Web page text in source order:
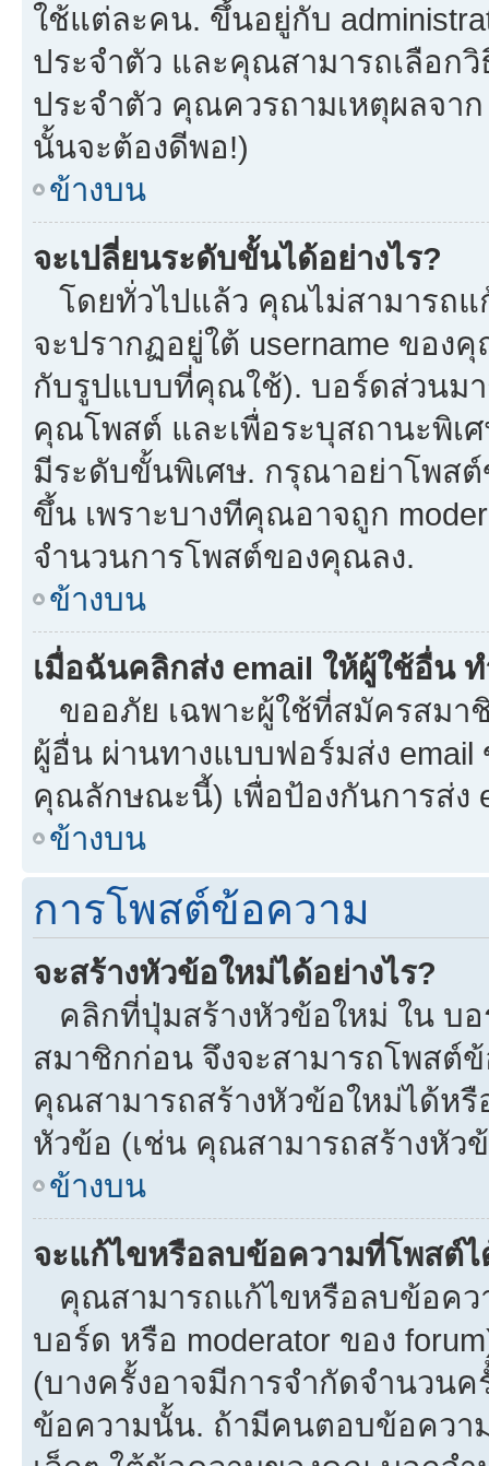
ใช้แต่ละคน. ขึ้นอยู่กับ
ประจำตัว และคุณสามารถเลือก
ประจำตัว คุณควรถามเหตุผลจาก
นั้นจะต้องดีพอ!)
ข้างบน
จะเปลี่ยนระดับขั้นได้อย่างไร?
โดยทั่วไปแล้ว คุณไม่สามารถ
จะปรากฏอยู่ใต้ username ขอ
กับรูปแบบที่คุณใช้). บอร์ดส่วนม
คุณโพสต์ และเพื่อระบุสถานะพิเศ
มีระดับขั้นพิเศษ. กรุณาอย่าโพส
ขึ้น เพราะบางทีคุณอาจถูก
จำนวนการโพสต์ของคุณลง.
ข้างบน
เมื่อฉันคลิกส่ง email ให้ผู้ใช้อื่น
ขออภัย เฉพาะผู้ใช้ที่สมัครสมา
ผู้อื่น ผ่านทางแบบฟอร์มส่ง
คุณลักษณะนี้) เพื่อป้องกันการส่ง
ข้างบน
การโพสต์ข้อความ
จะสร้างหัวข้อใหม่ได้อย่างไร?
คลิกที่ปุ่มสร้างหัวข้อใหม่ ใน บ
สมาชิกก่อน จึงจะสามารถโพสต์
คุณสามารถสร้างหัวข้อใหม่ได้ห
หัวข้อ (เช่น คุณสามารถสร้างหั
ข้างบน
จะแก้ไขหรือลบข้อความที่โพสต์ไ
คุณสามารถแก้ไขหรือลบข้อคว
บอร์ด หรือ moderator ของ
(บางครั้งอาจมีการจำกัดจำนวน
ข้อความนั้น. ถ้ามีคนตอบข้อคว